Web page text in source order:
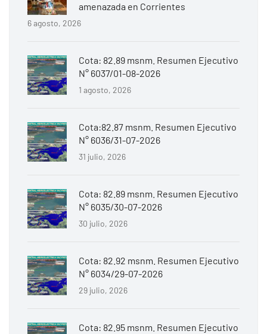
amenazada en Corrientes
6 agosto, 2026
Cota: 82.89 msnm. Resumen Ejecutivo
N° 6037/01-08-2026
1 agosto, 2026
Cota:82.87 msnm. Resumen Ejecutivo
N° 6036/31-07-2026
31 julio, 2026
Cota: 82.89 msnm. Resumen Ejecutivo
N° 6035/30-07-2026
30 julio, 2026
Cota: 82.92 msnm. Resumen Ejecutivo
N° 6034/29-07-2026
29 julio, 2026
Cota: 82.95 msnm. Resumen Ejecutivo